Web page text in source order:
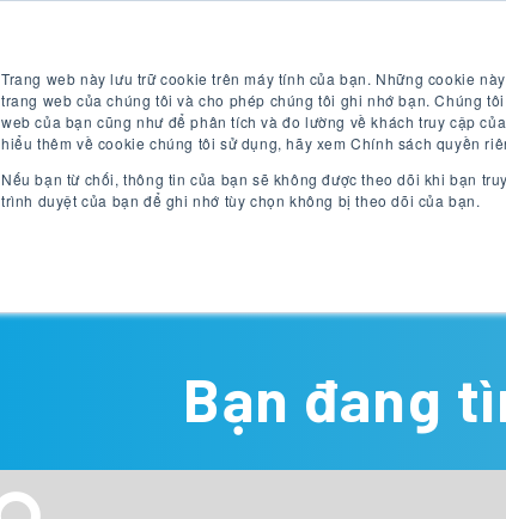
Trang web này lưu trữ cookie trên máy tính của bạn. Những cookie
trang web của chúng tôi và cho phép chúng tôi ghi nhớ bạn. Chúng
web của bạn cũng như để phân tích và đo lường về khách truy cập
hiểu thêm về cookie chúng tôi sử dụng, hãy xem Chính sách quyền
Nếu bạn từ chối, thông tin của bạn sẽ không được theo dõi khi bạn
trình duyệt của bạn để ghi nhớ tùy chọn không bị theo dõi của bạn.
VI
điểm đến Chương trình tiếng Anh
Bạn đang